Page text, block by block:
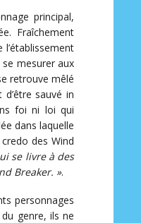
principal,
Fraîchement
mesurer aux
retrouve mêlé
sauvé in
foi ni loi qui
dans laquelle
des Wind
se livre à des
Breaker. ».
personnages
genre, ils ne